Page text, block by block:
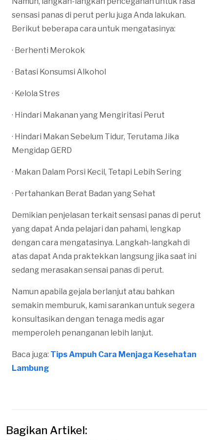
sensasi panas di perut perlu juga Anda lakukan.
Berikut beberapa cara untuk mengatasinya:
· Berhenti Merokok
· Batasi Konsumsi Alkohol
· Kelola Stres
· Hindari Makanan yang Mengiritasi Perut
· Hindari Makan Sebelum Tidur, Terutama Jika
Mengidap GERD
· Makan Dalam Porsi Kecil, Tetapi Lebih Sering
· Pertahankan Berat Badan yang Sehat
Demikian penjelasan terkait sensasi panas di perut
yang dapat Anda pelajari dan pahami, lengkap
dengan cara mengatasinya. Langkah-langkah di
atas dapat Anda praktekkan langsung jika saat ini
sedang merasakan sensai panas di perut.
Namun apabila gejala berlanjut atau bahkan
semakin memburuk, kami sarankan untuk segera
konsultasikan dengan tenaga medis agar
memperoleh penanganan lebih lanjut.
Baca juga: Tips Ampuh Cara Menjaga Kesehatan
Lambung
Bagikan Artikel: